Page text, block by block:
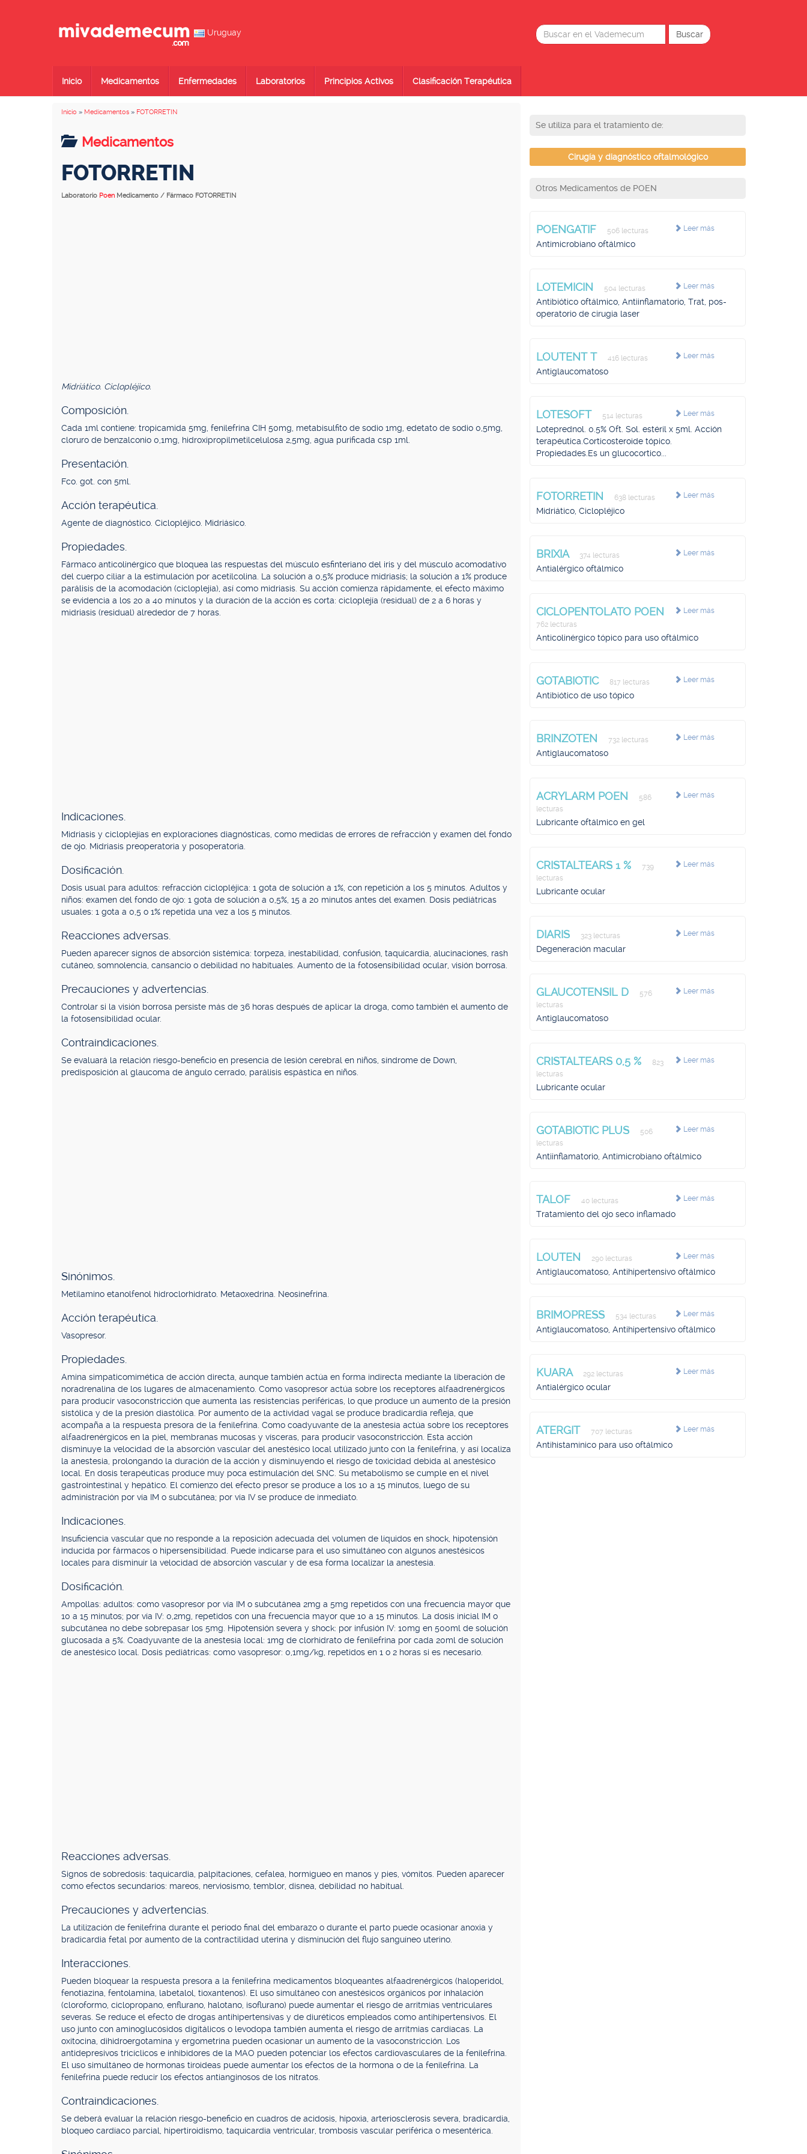
Uruguay
Inicio Medicamentos Enfermedades Laboratorios Principios Activos Clasificación Terapéutica
Inicio » Medicamentos » FOTORRETIN
Medicamentos
FOTORRETIN
Laboratorio Poen Medicamento / Fármaco FOTORRETIN
Midriático. Ciclopléjico.
Composición.
Cada 1ml contiene: tropicamida 5mg, fenilefrina CIH 50mg, metabisulfito de sodio 1mg, edetato de sodio 0,5mg,
cloruro de benzalconio 0,1mg, hidroxipropilmetilcelulosa 2,5mg, agua purificada csp 1ml.
Presentación.
Fco. got. con 5ml.
Acción terapéutica.
Agente de diagnóstico. Ciclopléjico. Midriásico.
Propiedades.
Fármaco anticolinérgico que bloquea las respuestas del músculo esfinteriano del iris y del músculo acomodativo
del cuerpo ciliar a la estimulación por acetilcolina. La solución a 0,5% produce midriasis; la solución a 1% produce
parálisis de la acomodación (cicloplejía), así como midriasis. Su acción comienza rápidamente, el efecto máximo
se evidencia a los 20 a 40 minutos y la duración de la acción es corta: cicloplejía (residual) de 2 a 6 horas y
midriasis (residual) alrededor de 7 horas.
Indicaciones.
Midriasis y cicloplejías en exploraciones diagnósticas, como medidas de errores de refracción y examen del fondo
de ojo. Midriasis preoperatoria y posoperatoria.
Dosificación.
Dosis usual para adultos: refracción ciclopléjica: 1 gota de solución a 1%, con repetición a los 5 minutos. Adultos y
niños: examen del fondo de ojo: 1 gota de solución a 0,5%, 15 a 20 minutos antes del examen. Dosis pediátricas
usuales: 1 gota a 0,5 o 1% repetida una vez a los 5 minutos.
Reacciones adversas.
Pueden aparecer signos de absorción sistémica: torpeza, inestabilidad, confusión, taquicardia, alucinaciones, rash
cutáneo, somnolencia, cansancio o debilidad no habituales. Aumento de la fotosensibilidad ocular, visión borrosa.
Precauciones y advertencias.
Controlar si la visión borrosa persiste más de 36 horas después de aplicar la droga, como también el aumento de
la fotosensibilidad ocular.
Contraindicaciones.
Se evaluará la relación riesgo-beneficio en presencia de lesión cerebral en niños, síndrome de Down,
predisposición al glaucoma de ángulo cerrado, parálisis espástica en niños.
Sinónimos.
Metilamino etanolfenol hidroclorhidrato. Metaoxedrina. Neosinefrina.
Acción terapéutica.
Vasopresor.
Propiedades.
Amina simpaticomimética de acción directa, aunque también actúa en forma indirecta mediante la liberación de
noradrenalina de los lugares de almacenamiento. Como vasopresor actúa sobre los receptores alfaadrenérgicos
para producir vasoconstricción que aumenta las resistencias periféricas, lo que produce un aumento de la presión
sistólica y de la presión diastólica. Por aumento de la actividad vagal se produce bradicardia refleja, que
acompaña a la respuesta presora de la fenilefrina. Como coadyuvante de la anestesia actúa sobre los receptores
alfaadrenérgicos en la piel, membranas mucosas y vísceras, para producir vasoconstricción. Esta acción
disminuye la velocidad de la absorción vascular del anestésico local utilizado junto con la fenilefrina, y así localiza
la anestesia, prolongando la duración de la acción y disminuyendo el riesgo de toxicidad debida al anestésico
local. En dosis terapéuticas produce muy poca estimulación del SNC. Su metabolismo se cumple en el nivel
gastrointestinal y hepático. El comienzo del efecto presor se produce a los 10 a 15 minutos, luego de su
administración por vía IM o subcutánea; por vía IV se produce de inmediato.
Indicaciones.
Insuficiencia vascular que no responde a la reposición adecuada del volumen de líquidos en shock, hipotensión
inducida por fármacos o hipersensibilidad. Puede indicarse para el uso simultáneo con algunos anestésicos
locales para disminuir la velocidad de absorción vascular y de esa forma localizar la anestesia.
Dosificación.
Ampollas: adultos: como vasopresor por vía IM o subcutánea 2mg a 5mg repetidos con una frecuencia mayor que
10 a 15 minutos; por vía IV: 0,2mg, repetidos con una frecuencia mayor que 10 a 15 minutos. La dosis inicial IM o
subcutánea no debe sobrepasar los 5mg. Hipotensión severa y shock: por infusión IV: 10mg en 500ml de solución
glucosada a 5%. Coadyuvante de la anestesia local: 1mg de clorhidrato de fenilefrina por cada 20ml de solución
de anestésico local. Dosis pediátricas: como vasopresor: 0,1mg/kg, repetidos en 1 o 2 horas si es necesario.
Reacciones adversas.
Signos de sobredosis: taquicardia, palpitaciones, cefalea, hormigueo en manos y pies, vómitos. Pueden aparecer
como efectos secundarios: mareos, nerviosismo, temblor, disnea, debilidad no habitual.
Precauciones y advertencias.
La utilización de fenilefrina durante el período final del embarazo o durante el parto puede ocasionar anoxia y
bradicardia fetal por aumento de la contractilidad uterina y disminución del flujo sanguíneo uterino.
Interacciones.
Pueden bloquear la respuesta presora a la fenilefrina medicamentos bloqueantes alfaadrenérgicos (haloperidol,
fenotiazina, fentolamina, labetalol, tioxantenos). El uso simultáneo con anestésicos orgánicos por inhalación
(cloroformo, ciclopropano, enflurano, halotano, isoflurano) puede aumentar el riesgo de arritmias ventriculares
severas. Se reduce el efecto de drogas antihipertensivas y de diuréticos empleados como antihipertensivos. El
uso junto con aminoglucósidos digitálicos o levodopa también aumenta el riesgo de arritmias cardíacas. La
oxitocina, dihidroergotamina y ergometrina pueden ocasionar un aumento de la vasoconstricción. Los
antidepresivos tricíclicos e inhibidores de la MAO pueden potenciar los efectos cardiovasculares de la fenilefrina.
El uso simultáneo de hormonas tiroideas puede aumentar los efectos de la hormona o de la fenilefrina. La
fenilefrina puede reducir los efectos antianginosos de los nitratos.
Contraindicaciones.
Se deberá evaluar la relación riesgo-beneficio en cuadros de acidosis, hipoxia, arteriosclerosis severa, bradicardia,
bloqueo cardíaco parcial, hipertiroidismo, taquicardia ventricular, trombosis vascular periférica o mesentérica.
Se utiliza para el tratamiento de:
Cirugía y diagnóstico oftalmológico
Otros Medicamentos de POEN
Leer más
POENGATIF 506 lecturas
Antimicrobiano oftálmico
Leer más
LOTEMICIN 504 lecturas
Antibiótico oftálmico, Antiinflamatorio, Trat, pos-
operatorio de cirugia laser
Leer más
LOUTENT T 416 lecturas
Antiglaucomatoso
Leer más
LOTESOFT 514 lecturas
Loteprednol. 0.5% Oft. Sol. estéril x 5ml. Acción
terapéutica.Corticosteroide tópico.
Propiedades.Es un glucocortico...
Leer más
FOTORRETIN 638 lecturas
Midriático, Ciclopléjico
Leer más
BRIXIA 374 lecturas
Antialérgico oftálmico
Leer más
CICLOPENTOLATO POEN
762 lecturas
Anticolinérgico tópico para uso oftálmico
Leer más
GOTABIOTIC 817 lecturas
Antibiótico de uso tópico
Leer más
BRINZOTEN 732 lecturas
Antiglaucomatoso
Leer más
ACRYLARM POEN
586
lecturas
Lubricante oftálmico en gel
Leer más
CRISTALTEARS 1 %
739
lecturas
Lubricante ocular
Leer más
DIARIS 323 lecturas
Degeneración macular
Leer más
GLAUCOTENSIL D
576
lecturas
Antiglaucomatoso
Leer más
CRISTALTEARS 0,5 %
823
lecturas
Lubricante ocular
Leer más
GOTABIOTIC PLUS
506
lecturas
Antiinflamatorio, Antimicrobiano oftálmico
Leer más
TALOF 40 lecturas
Tratamiento del ojo seco inflamado
Leer más
LOUTEN 290 lecturas
Antiglaucomatoso, Antihipertensivo oftálmico
Leer más
BRIMOPRESS 534 lecturas
Antiglaucomatoso, Antihipertensivo oftálmico
Leer más
KUARA 292 lecturas
Antialérgico ocular
Leer más
ATERGIT 707 lecturas
Antihistamínico para uso oftálmico